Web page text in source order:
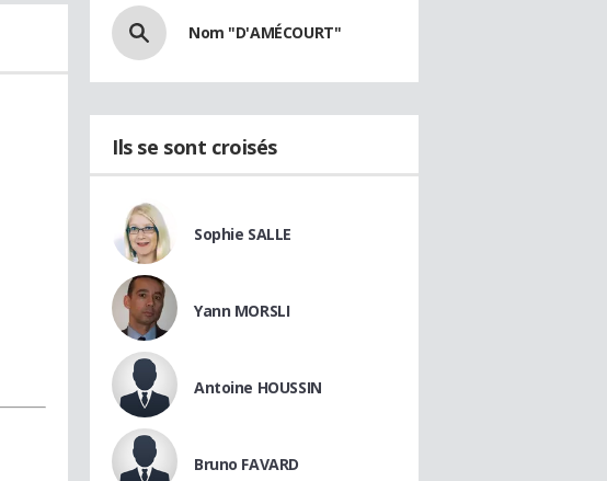
Nom "D'AMÉCOURT"
Ils se sont croisés
Sophie SALLE
Yann MORSLI
Antoine HOUSSIN
Bruno FAVARD